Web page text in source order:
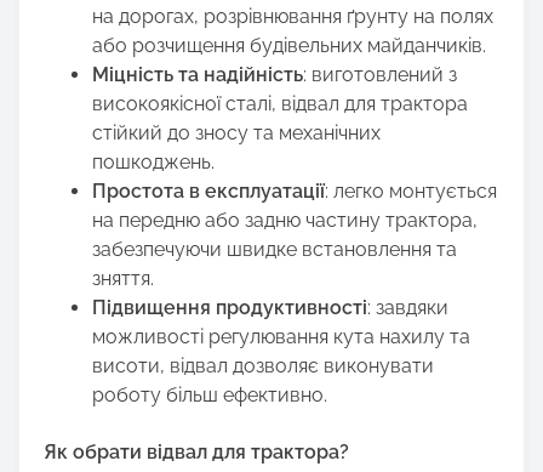
на дорогах, розрівнювання ґрунту на полях
або розчищення будівельних майданчиків.
Міцність та надійність: виготовлений з
високоякісної сталі, відвал для трактора
стійкий до зносу та механічних
пошкоджень.
Простота в експлуатації: легко монтується
на передню або задню частину трактора,
забезпечуючи швидке встановлення та
зняття.
Підвищення продуктивності: завдяки
можливості регулювання кута нахилу та
висоти, відвал дозволяє виконувати
роботу більш ефективно.
Як обрати відвал для трактора?